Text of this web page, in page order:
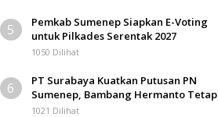
5
Pemkab Sumenep Siapkan E-Voting
untuk Pilkades Serentak 2027
1050 Dilihat
6
PT Surabaya Kuatkan Putusan PN
Sumenep, Bambang Hermanto Tetap
Dinyatakan Pemilik Sah Tanah di
1021 Dilihat